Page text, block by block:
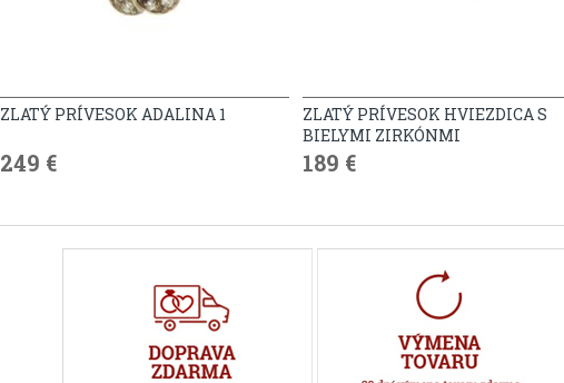
ZLATÝ PRÍVESOK ADALINA 1
249 €
ZLATÝ PRÍVESOK HVIEZDICA S
BIELYMI ZIRKÓNMI
189 €